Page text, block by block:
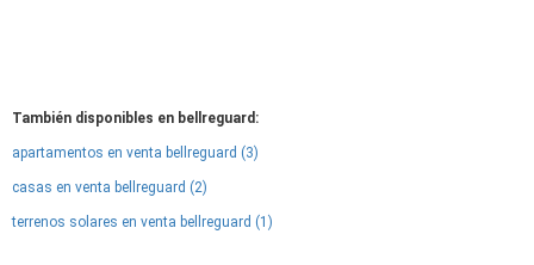
También disponibles en bellreguard:
apartamentos en venta bellreguard (3)
casas en venta bellreguard (2)
terrenos solares en venta bellreguard (1)